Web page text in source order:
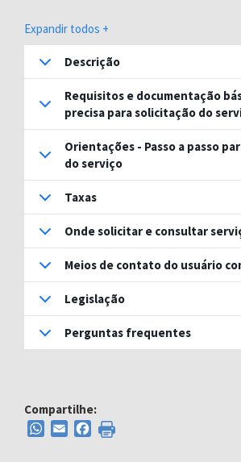
Expandir todos +
Descrição
Requisitos e documentação
precisa para solicitação do
Orientações - Passo a passo
do serviço
Taxas
Onde solicitar e consultar
Meios de contato do usuário
Legislação
Perguntas frequentes
Compartilhe:
WhatsApp
EmailFacebook